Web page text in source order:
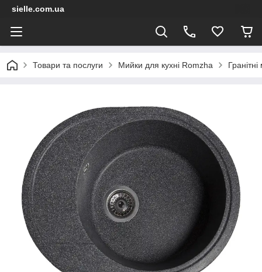
sielle.com.ua
Товари та послуги Мийки для кухні Romzha